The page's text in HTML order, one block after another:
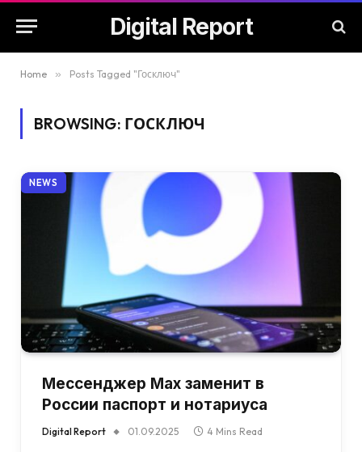
Digital Report
Home » Posts Tagged "Госключ"
BROWSING: ГОСКЛЮЧ
NEWS
Мессенджер Max заменит в
России паспорт и нотариуса
Digital Report 01.09.2025 4 Mins Read